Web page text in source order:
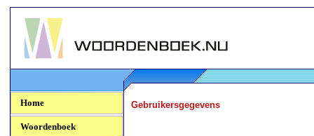
Woordenboek.NU
Home
Woordenboek
Gebruikersgegevens